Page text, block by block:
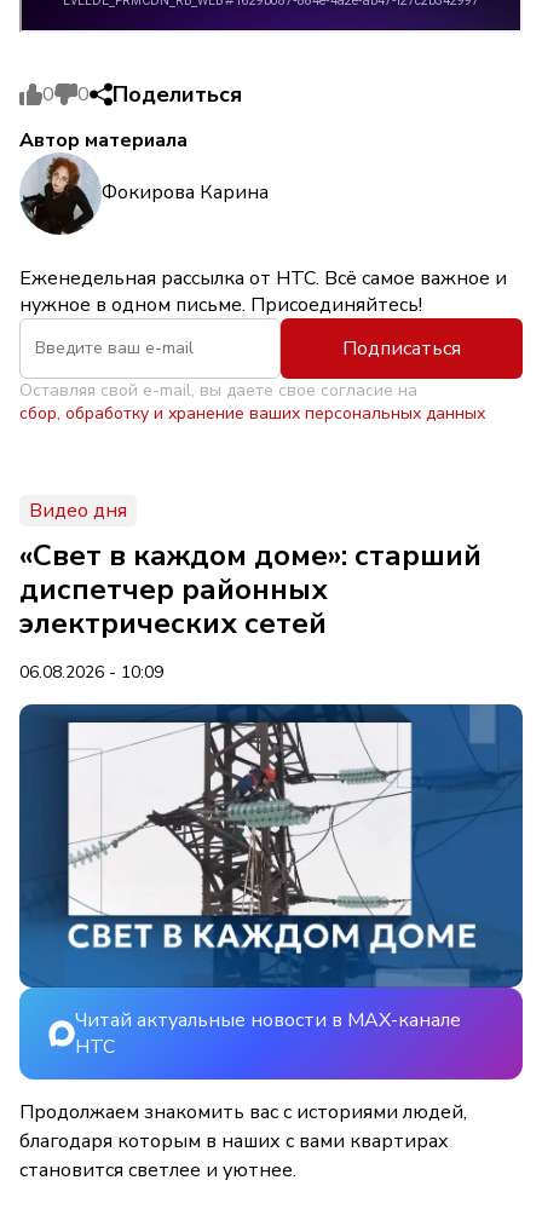
0 0 Поделиться
Автор материала
Фокирова Карина
Еженедельная рассылка от НТС. Всё самое важное и
нужное в одном письме. Присоединяйтесь!
Подписаться
Оставляя свой e-mail, вы даете свое согласие на
сбор, обработку и хранение ваших персональных данных
Видео дня
«Свет в каждом доме»: старший
диспетчер районных
электрических сетей
06.08.2026 - 10:09
Читай актуальные новости в MAX-канале
НТС
Продолжаем знакомить вас с историями людей,
благодаря которым в наших с вами квартирах
становится светлее и уютнее.